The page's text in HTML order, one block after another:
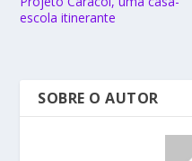
escola itinerante
SOBRE O AUTOR